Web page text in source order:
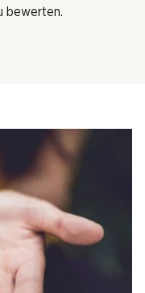
bewerten.